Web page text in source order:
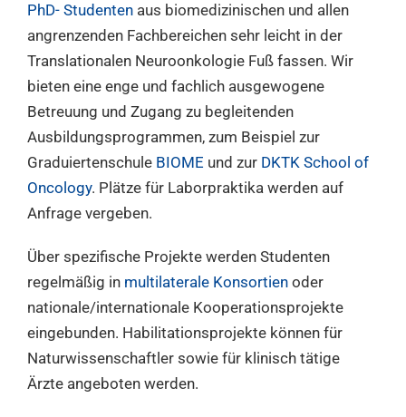
PhD- Studenten aus biomedizinischen und allen
angrenzenden Fachbereichen sehr leicht in der
Translationalen Neuroonkologie Fuß fassen. Wir
bieten eine enge und fachlich ausgewogene
Betreuung und Zugang zu begleitenden
Ausbildungsprogrammen, zum Beispiel zur
Graduiertenschule BIOME und zur DKTK School of
Oncology. Plätze für Laborpraktika werden auf
Anfrage vergeben.
Über spezifische Projekte werden Studenten
regelmäßig in multilaterale Konsortien oder
nationale/internationale Kooperationsprojekte
eingebunden. Habilitationsprojekte können für
Naturwissenschaftler sowie für klinisch tätige
Ärzte angeboten werden.